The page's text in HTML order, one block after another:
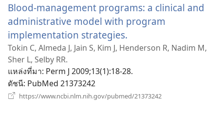
Blood-management programs: a clinical and
administrative model with program
implementation strategies.
หน้าต่าง
Tokin C, Almeda J, Jain S, Kim J, Henderson R, Nadim M,
Sher L, Selby RR.
แหล่งที่มา‎: Perm J 2009;13(1):18-28.
ดัชนี‎: PubMed 21373242
https://www.ncbi.nlm.nih.gov/pubmed/21373242